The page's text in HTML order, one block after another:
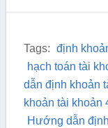
Tags: định
hạch toán tài
dẫn định khoản
khoản tài khoản
Hướng dẫn